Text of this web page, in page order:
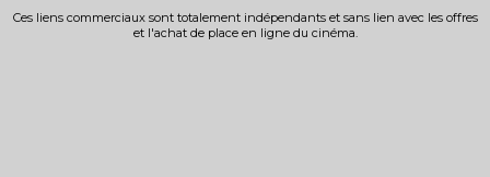
Ces liens commerciaux sont totalement indépendants et sans lien avec les offres
et l'achat de place en ligne du cinéma.